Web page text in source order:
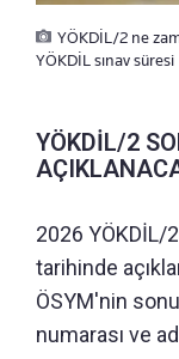
YÖKDİL/2 ne
YÖKDİL sınav süresi
YÖKDİL/2
2026 YÖKDİL/
tarihinde
ÖSYM'nin
numarası ve